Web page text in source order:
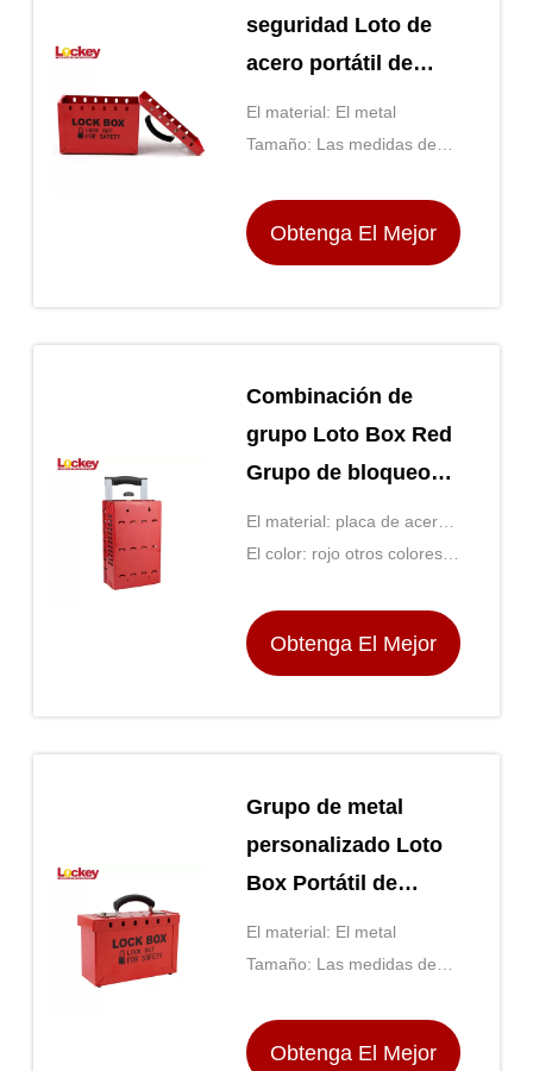
seguridad Loto de
acero portátil de
bloqueo de grupo
Color rojo Vida útil
El material: El metal
Tamaño: Las medidas de
aeronaves de las categorías
A y B.Obtenga El Mejor
Combinación de
grupo Loto Box Red
Grupo de bloqueo
Tagout Cajas de la
estación de montaje
El material: placa de acero
de tratamiento plástico
El color: rojo otros colores
Obtenga El Mejor
Grupo de metal
personalizado Loto
Box Portátil de
bloqueo de etiqueta
de bloqueo de caja
candado
El material: El metal
Tamaño: Las medidas de
aeronaves de las categorías
A y B.Obtenga El Mejor